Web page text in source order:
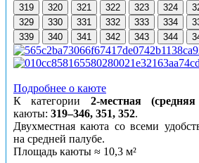
319 320 321 322 323 324
329
330 331 332 333 334
339
340 341 342 343 344
Подробнее о каюте
К категории 2-местная
каюты: 319–346, 351, 352.
Двухместная каюта со всеми
на средней палубе.
Площадь каюты ≈ 10,3 м²